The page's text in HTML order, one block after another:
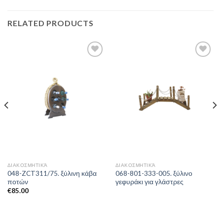
RELATED PRODUCTS
ΔΙΑΚΟΣΜΗΤΙΚΆ
048-ZCT311/75. ξύλινη κάβα
ποτών
€85.00
ΔΙΑΚΟΣΜΗΤΙΚΆ
068-801-333-005. ξύλινο
γεφυράκι για γλάστρες